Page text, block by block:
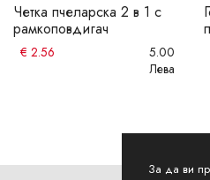
Четка пчеларска 2 в 1 с
рамкоповдигач
€ 2.56
5.00
Лева
За да ви